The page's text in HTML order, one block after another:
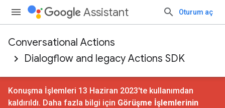
Assistant Oturum aç
Conversational Actions
Dialogflow and legacy Actions SDK
Konuşma İşlemleri 13 Haziran 2023'te kullanımdan
kaldırıldı. Daha fazla bilgi için Görüşme İşlemlerinin